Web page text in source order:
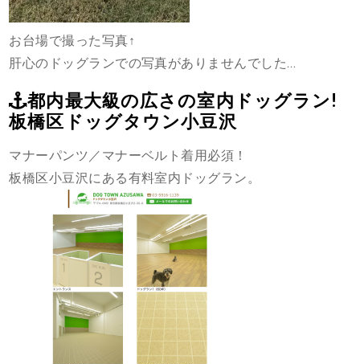
お台場で撮った写真↑
肝心のドッグランでの写真がありませんでした…
都内最大級の広さの室内ドッグラン!
板橋区ドッグタウン小豆沢
マナーパンツ／マナーベルト着用必須！
板橋区小豆沢にある有料室内ドッグラン。